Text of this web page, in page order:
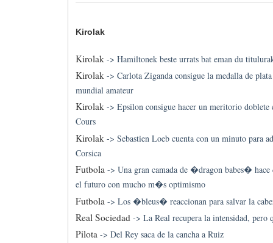
Kirolak
Kirolak -> Hamiltonek beste urrats bat eman du
Kirolak-> Carlota Ziganda consigue la medalla de
mundial amateur
Kirolak-> Epsilon consigue hacer un meritorio
Cours
Kirolak -> Sebastien Loeb cuenta con un minuto para
Corsica
Futbola-> Una gran camada de �dragon babes� hace
el futuro con mucho m�s optimismo
Futbola -> Los �bleus� reaccionan para salvar la
Real Sociedad-> La Real recupera la intensidad, pero
Pilota-> Del Rey saca de la cancha a Ruiz